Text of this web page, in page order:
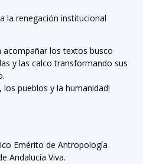
la renegación institucional
acompañar los textos busco
y las calco transformando sus
los pueblos y la humanidad!
Emérito de Antropología
Andalucía Viva.